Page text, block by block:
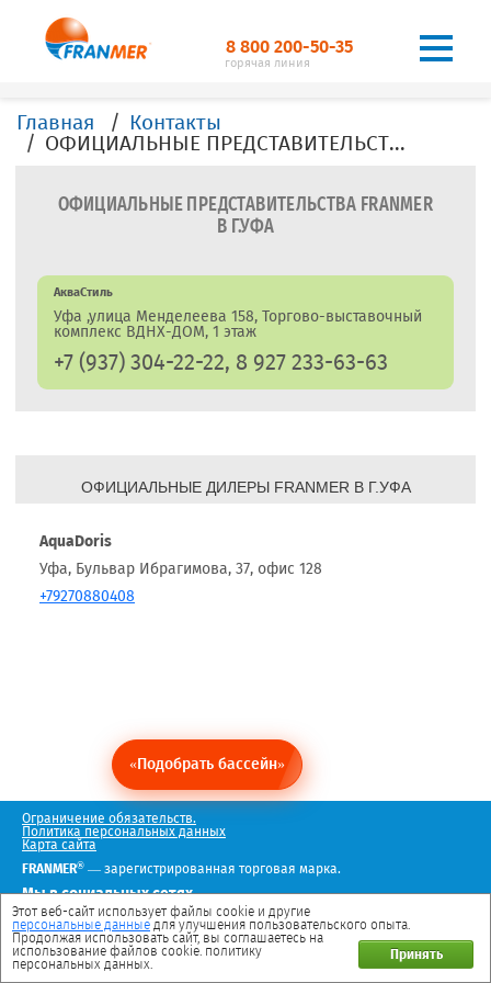
8 800 200-50-35
горячая линия
Главная
Контакты
ОФИЦИАЛЬНЫЕ ПРЕДСТАВИТЕЛЬСТВА, ДИЛЕРЫ, ОФИСЫ, FRANMER в г.Уфа
ОФИЦИАЛЬНЫЕ ПРЕДСТАВИТЕЛЬСТВА FRANMER
В Г.УФА
АкваСтиль
Уфа ,улица Менделеева 158, Торгово-выставочный
комплекс ВДНХ-ДОМ, 1 этаж
+7 (937) 304-22-22, 8 927 233-63-63
ОФИЦИАЛЬНЫЕ ДИЛЕРЫ FRANMER В Г.УФА
AquaDoris
Уфа, Бульвар Ибрагимова, 37, офис 128
+79270880408
«Подобрать бассейн»
Ограничение обязательств.
Политика персональных данных
Карта сайта
FRANMER® — зарегистрированная торговая марка.
Мы в социальных сетях
Этот веб-сайт использует файлы cookie и другие
персональные данные для улучшения пользовательского опыта.
Принять
Продолжая использовать сайт, вы соглашаетесь на
использование файлов cookie. политику
персональных данных.